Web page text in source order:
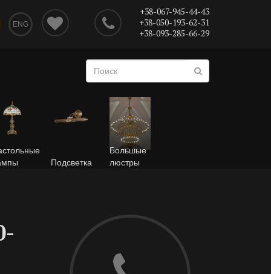
ENG
+38-067-945-44-43
+38-050-193-62-31
+38-093-285-66-29
Подсветка
Большые
люстры